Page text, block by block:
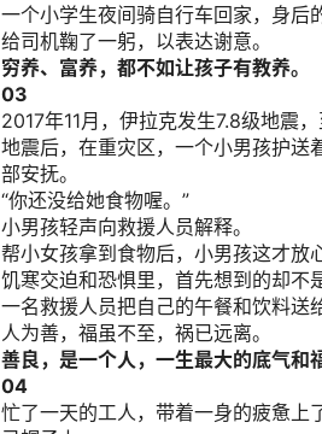
一个小学生夜间骑自行车回家，身后
给司机鞠了一躬，以表达谢意。
穷养、富养，都不如让孩子有教养。
03
2017年11月，伊拉克发生7.8级地震
地震后，在重灾区，一个小男孩护送
部安抚。
“你还没给她食物喔。”
小男孩轻声向救援人员解释。
帮小女孩拿到食物后，小男孩这才放
饥寒交迫和恐惧里，首先想到的却不
一名救援人员把自己的午餐和饮料送
人为善，福虽不至，祸已远离。
善良，是一个人，一生最大的底气和
04
忙了一天的工人，带着一身的疲惫上